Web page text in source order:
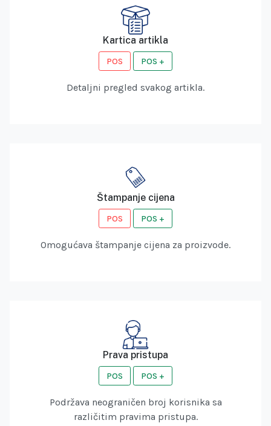
Kartica artikla
POS POS +
Detaljni pregled svakog artikla.
Štampanje cijena
POS POS +
Omogućava štampanje cijena za proizvode.
Prava pristupa
POS POS +
Podržava neograničen broj korisnika sa
različitim pravima pristupa.